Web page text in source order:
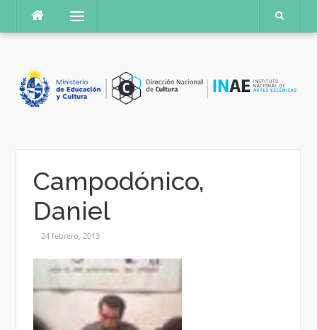
contenido
Menú
Campodónico,
Daniel
24 febrero, 2013